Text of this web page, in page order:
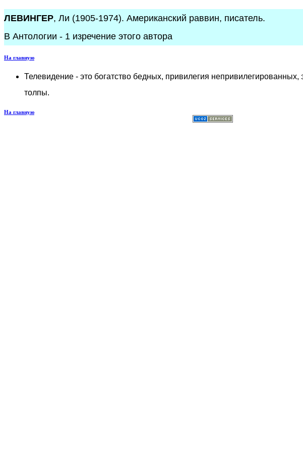
ЛЕВИНГЕР, Ли (1905-1974). Американский раввин, писатель.
В Антологии - 1 изречение этого автора
На главную
Телевидение - это богатство бедных, привилегия
толпы.
На главную